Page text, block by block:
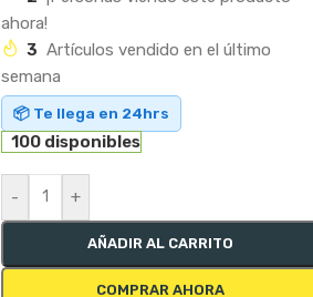
ahora!
3 Artículos vendido en el último
semana
📦 Te llega en 24hrs
100 disponibles
- +
AÑADIR AL CARRITO
COMPRAR AHORA